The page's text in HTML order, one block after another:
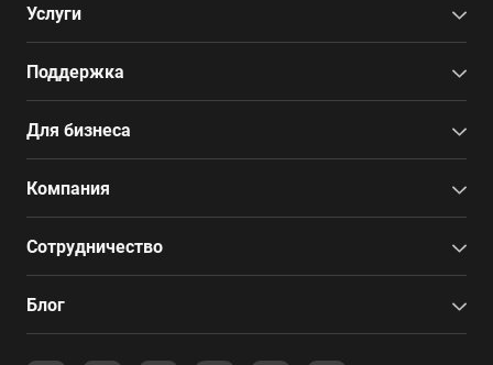
Услуги
Поддержка
Для бизнеса
Компания
Сотрудничество
Блог